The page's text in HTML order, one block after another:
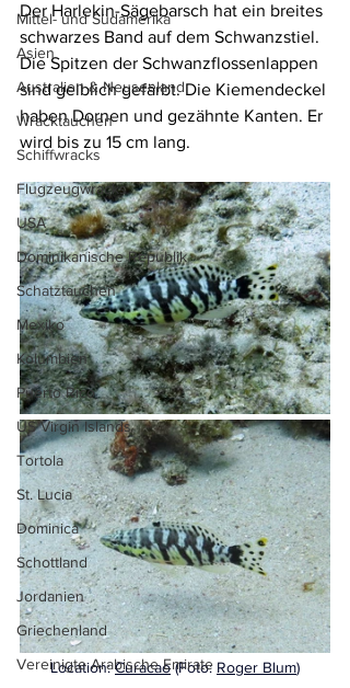
Mittel- und Südamerika
Asien
Australien & Neuseeland
Wracktauchen
Schiffwracks
Flugzeugwracks
USA
Dominikanische Republik
Schatztauchen
Mexiko
Kolumbien
Puerto Rico
US Virgin Islands
Tortola
St. Lucia
Dominica
Schottland
Jordanien
Griechenland
Vereinigte Arabische Emirate
Der Harlekin-Sägebarsch hat ein breites
schwarzes Band auf dem Schwanzstiel.
Die Spitzen der Schwanzflossenlappen
sind gelblich gefärbt. Die Kiemendeckel
haben Dornen und gezähnte Kanten. Er
wird bis zu 15 cm lang.
Location: Curacao (Foto: Roger Blum)